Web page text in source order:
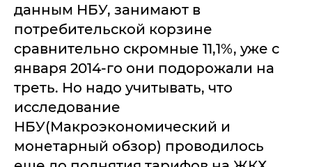
данным НБУ, занимают в
потребительской корзине
сравнительно скромные 11,1%, уже с
января 2014-го они подорожали на
треть. Но надо учитывать, что
исследование
НБУ(Макроэкономический и
монетарный обзор) проводилось